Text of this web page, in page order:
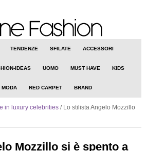
TENDENZE SFILATE ACCESSORI
IDEAS UOMO MUST HAVE KIDS
MODA RED CARPET BRAND
in luxury celebrities /Lo stilista Angelo Mozzillo
Mozzillo si è spento a